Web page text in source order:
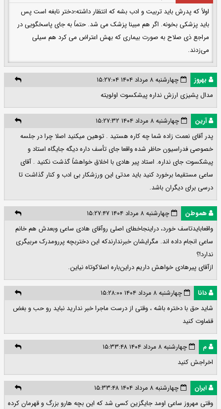
اولاً که پدرش باید تربیت و ادب بشه که انتظار داشته؛دختر نابغه است پس
باید پزشکی بخونه. اگر هم مبینا پزشک می شد. حتماً به جای پاسخگویی در
مراجع ذی صلاح به صورت بیماری که بهش اعتراض می کرد هم سیلی
می‌زدند.
بهروز
چهارشنبه ۸ مرداد ۱۴۰۴ ۱۵:۲۷:۰۴
مدال پشیزی ارزش نداره پیشکسوت اولویته
آرین
چهارشنبه ۸ مرداد ۱۴۰۴ ۱۵:۲۷:۳۲
پدر آقای نعمت زاده شما چه کاره هستید . توهین میکنید اصلا چرا در جلسه
خصوصی فدراسیون حاظر شده واقعا جای تأسف داره دیگه جایگاه استاد و
پیشکسوت جای نداره. استاد پیر هادی با اخلاق خواهشاً گذشت نکنید . آقای
ساعی مستقیما برخورد کنید باید مدتی این ورزشکار بی ادب و کنار گذاشت تا
درسی برای دیگران باشد.
هموطن
چهارشنبه ۸ مرداد ۱۴۰۴ ۱۵:۲۷:۴۷
واقعابایدتاسف خورد، دراینجاخطای اصلی روآقای هادی ساعی وبعدش هم خانم
ساعی انجام داده اند. مگرایشان خبرندارندکه این دختربچه پررومدرک مربیگری
ندارد!؟
ازآقای پیرهادی خواهش داریم دراین‌باره اصلاکوتاه نیاین.
دانا
چهارشنبه ۸ مرداد ۱۴۰۴ ۱۵:۲۸:۰۰
شاید حق با دختره باشه ، وقتی از درست ماجرا خبر ندارید نباید رو حب و بغض
قضاوت کنید
م
چهارشنبه ۸ مرداد ۱۴۰۴ ۱۵:۳۳:۴۸
اخراجش کنید
ایران
چهارشنبه ۸ مرداد ۱۴۰۴ ۱۵:۳۳:۴۸
وقتی مهروز ساعی اومد جایگزین کسی شد که این بچه هارو بزرگ و قهرمان کرده